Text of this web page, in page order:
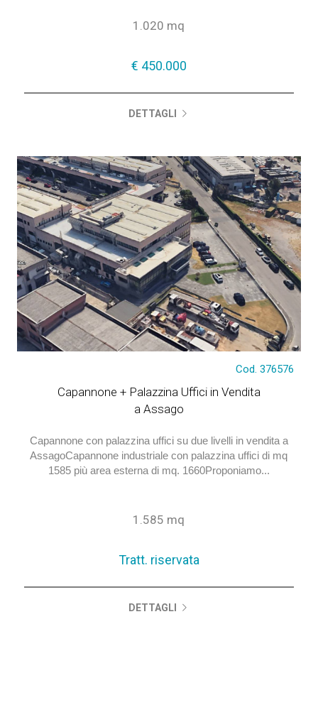
1.020 mq
€ 450.000
DETTAGLI
Cod. 376576
Capannone + Palazzina Uffici in Vendita
a Assago
Capannone con palazzina uffici su due livelli in vendita a
AssagoCapannone industriale con palazzina uffici di mq
1585 più area esterna di mq. 1660Proponiamo...
1.585 mq
Tratt. riservata
DETTAGLI